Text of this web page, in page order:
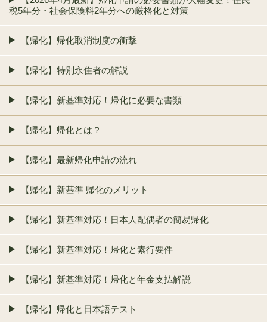
税5年分・社会保険料2年分への厳格化と対策
【帰化】帰化取消制度の衝撃
【帰化】特別永住者の解説
【帰化】新基準対応！帰化に必要な書類
【帰化】帰化とは？
【帰化】最新帰化申請の流れ
【帰化】新基準 帰化のメリット
【帰化】新基準対応！日本人配偶者の簡易帰化
【帰化】新基準対応！帰化と素行要件
【帰化】新基準対応！帰化と年金支払解説
【帰化】帰化と日本語テスト